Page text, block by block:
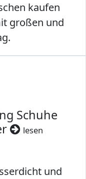
kaufen
großen und
Schuhe
lesen
und